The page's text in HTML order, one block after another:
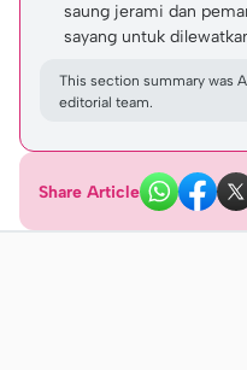
saung jerami dan
sayang untuk
This section summary was
editorial team.
Share Article